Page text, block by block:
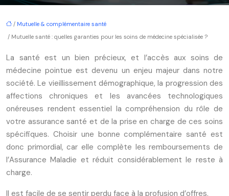
/ Mutuelle & complémentaire santé
/ Mutuelle santé : quelles garanties pour les soins de médecine spécialisée ?
La santé est un bien précieux, et l’accès aux soins de
médecine pointue est devenu un enjeu majeur dans notre
société. Le vieillissement démographique, la progression des
affections chroniques et les avancées technologiques
onéreuses rendent essentiel la compréhension du rôle de
votre assurance santé et de la prise en charge de ces soins
spécifiques. Choisir une bonne complémentaire santé est
donc primordial, car elle complète les remboursements de
l’Assurance Maladie et réduit considérablement le reste à
charge.
Il est facile de se sentir perdu face à la profusion d’offres.